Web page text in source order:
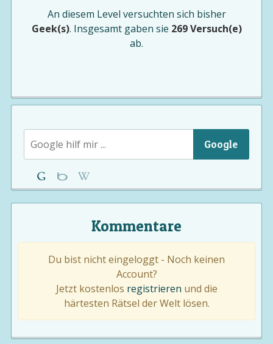
An diesem Level versuchten sich bisher
Geek(s). Insgesamt gaben sie 269 Versuch(e)
ab.
Google
Kommentare
Du bist nicht eingeloggt - Noch keinen
Account?
Jetzt kostenlos registrieren und die
härtesten Rätsel der Welt lösen.